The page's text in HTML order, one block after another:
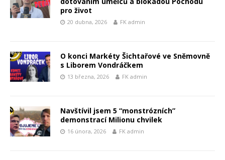
pro život
20 dubna, 2026 FK admin
O konci Markéty Šichtařové ve Sněmovně
s Liborem Vondráčkem
13 března, 2026 FK admin
Navštívil jsem 5 “monstrózních”
demonstrací Milionu chvilek
16 února, 2026 FK admin